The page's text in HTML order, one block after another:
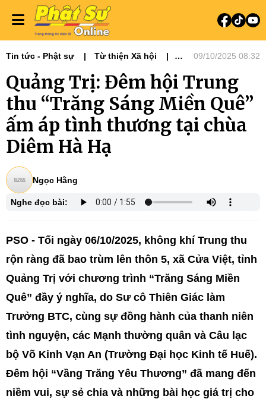
Tin tức - Phật sự
Từ thiện Xã hội
Tin Tức Hoạt Động
Từ Thiện Xã Hội
09/10/2025 08:32
Quảng Trị: Đêm hội Trung
thu “Trăng Sáng Miền Quê”
ấm áp tình thương tại chùa
Diêm Hà Hạ
Ngọc Hằng
Nghe đọc bài:
PSO - Tối ngày 06/10/2025, không khí Trung thu
rộn ràng đã bao trùm lên thôn 5, xã Cửa Việt, tỉnh
Quảng Trị với chương trình “Trăng Sáng Miền
Quê” đầy ý nghĩa, do Sư cô Thiên Giác làm
Trưởng BTC, cùng sự đồng hành của thanh niên
tình nguyện, các Mạnh thường quân và Câu lạc
bộ Võ Kinh Vạn An (Trường Đại học Kinh tế Huế).
Đêm hội “Vầng Trăng Yêu Thương” đã mang đến
niềm vui, sự sẻ chia và những bài học giá trị cho